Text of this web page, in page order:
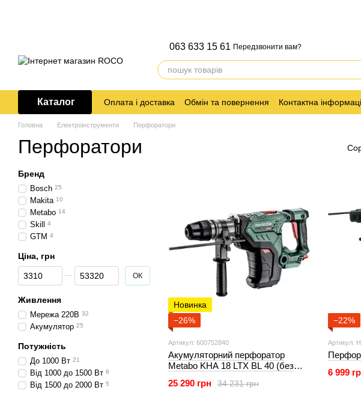
063 633 15 61 Передзвонити вам?
Каталог Оплата і доставка Обмін та повернення Контактна
Головна Електроінструменти Перфоратори
Перфоратори
Новинка
−26%
Артикул: 600752840
Акумуляторний перфоратор
Metabo KHA 18 LTX BL 40 (без
34 231 грн
25 290 грн
−22%
Артикул:
6 999
Бренд
Bosch 25
Makita 10
Metabo 14
Skill 4
GTM 4
Ціна, грн
Від Ціна, грн
До Ціна, грн ОК
Живлення
Мережа 220В 32
Акумулятор 25
Потужність
До 1000 Вт 21
Від 1000 до 1500 Вт 6
Від 1500 до 2000 Вт 5